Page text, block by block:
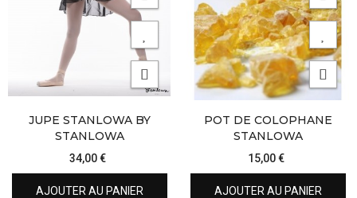
JUPE STANLOWA BY
STANLOWA
34,00 €
AJOUTER AU PANIER
POT DE COLOPHANE
STANLOWA
15,00 €
AJOUTER AU PANIER